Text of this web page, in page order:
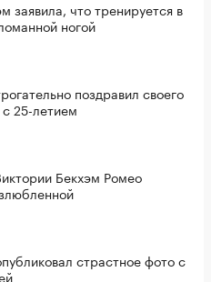
заявила, что тренируется в
ногой
поздравил своего
25-летием
Бекхэм Ромео
страстное фото с